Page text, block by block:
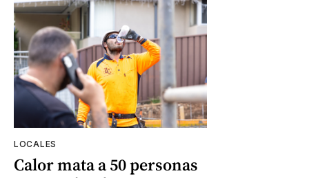
LOCALES
Calor mata a 50 personas